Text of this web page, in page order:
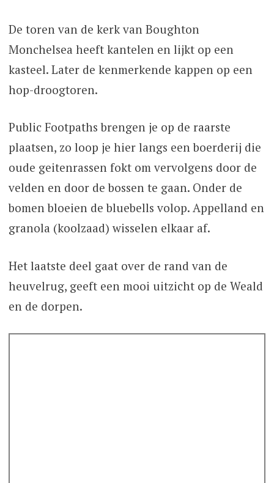
De toren van de kerk van Boughton
Monchelsea heeft kantelen en lijkt op een
kasteel. Later de kenmerkende kappen op een
hop-droogtoren.
Public Footpaths brengen je op de raarste
plaatsen, zo loop je hier langs een boerderij die
oude geitenrassen fokt om vervolgens door de
velden en door de bossen te gaan. Onder de
bomen bloeien de bluebells volop. Appelland en
granola (koolzaad) wisselen elkaar af.
Het laatste deel gaat over de rand van de
heuvelrug, geeft een mooi uitzicht op de Weald
en de dorpen.